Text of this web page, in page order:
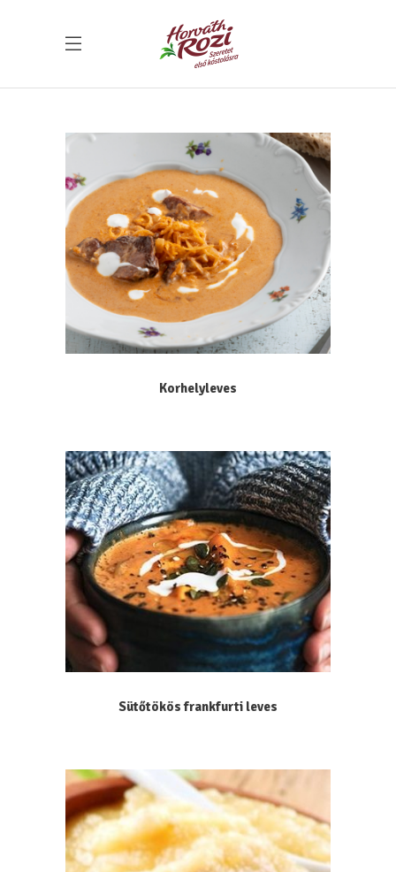
Korhelyleves
Sütőtökös frankfurti leves